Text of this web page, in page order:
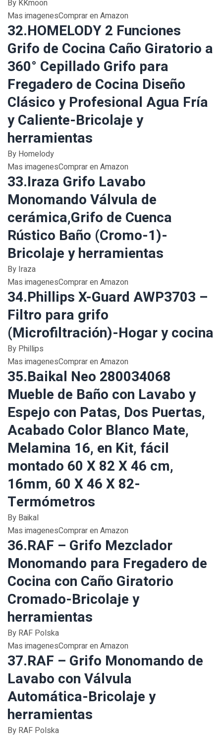
By KKmoon
Mas imagenesComprar en Amazon
32.HOMELODY 2 Funciones
Grifo de Cocina Caño Giratorio a
360° Cepillado Grifo para
Fregadero de Cocina Diseño
Clásico y Profesional Agua Fría
y Caliente-Bricolaje y
herramientas
By Homelody
Mas imagenesComprar en Amazon
33.Iraza Grifo Lavabo
Monomando Válvula de
cerámica,Grifo de Cuenca
Rústico Baño (Cromo-1)-
Bricolaje y herramientas
By Iraza
Mas imagenesComprar en Amazon
34.Phillips X-Guard AWP3703 –
Filtro para grifo
(Microfiltración)-Hogar y cocina
By Phillips
Mas imagenesComprar en Amazon
35.Baikal Neo 280034068
Mueble de Baño con Lavabo y
Espejo con Patas, Dos Puertas,
Acabado Color Blanco Mate,
Melamina 16, en Kit, fácil
montado 60 X 82 X 46 cm,
16mm, 60 X 46 X 82-
Termómetros
By Baikal
Mas imagenesComprar en Amazon
36.RAF – Grifo Mezclador
Monomando para Fregadero de
Cocina con Caño Giratorio
Cromado-Bricolaje y
herramientas
By RAF Polska
Mas imagenesComprar en Amazon
37.RAF – Grifo Monomando de
Lavabo con Válvula
Automática-Bricolaje y
herramientas
By RAF Polska